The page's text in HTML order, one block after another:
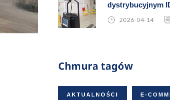
dystrybucyjnym
2026-04-14
Chmura tagów
AKTUALNOŚCI E-